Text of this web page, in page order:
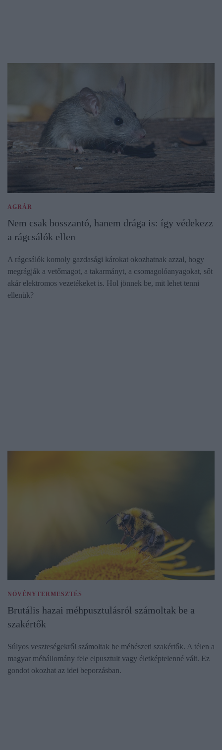
AGRÁR
Nem csak bosszantó, hanem drága is: így védekezz
a rágcsálók ellen
A rágcsálók komoly gazdasági károkat okozhatnak azzal, hogy
megrágják a vetőmagot, a takarmányt, a csomagolóanyagokat, sőt
akár elektromos vezetékeket is. Hol jönnek be, mit lehet tenni
ellenük?
NÖVÉNYTERMESZTÉS
Brutális hazai méhpusztulásról számoltak be a
szakértők
Súlyos veszteségekről számoltak be méhészeti szakértők. A télen a
magyar méhállomány fele elpusztult vagy életképtelenné vált. Ez
gondot okozhat az idei beporzásban.